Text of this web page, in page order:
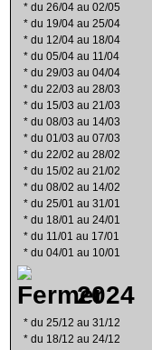
* du 26/04 au 02/05
* du 19/04 au 25/04
* du 12/04 au 18/04
* du 05/04 au 11/04
* du 29/03 au 04/04
* du 22/03 au 28/03
* du 15/03 au 21/03
* du 08/03 au 14/03
* du 01/03 au 07/03
* du 22/02 au 28/02
* du 15/02 au 21/02
* du 08/02 au 14/02
* du 25/01 au 31/01
* du 18/01 au 24/01
* du 11/01 au 17/01
* du 04/01 au 10/01
2024
* du 25/12 au 31/12
* du 18/12 au 24/12